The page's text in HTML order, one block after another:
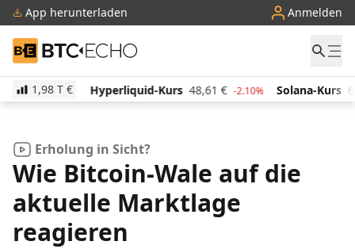
App herunterladen Anmelden
BTC-ECHO
1,98 T €
-1.00% Hyperliquid-Kurs 48,61 € -2.10% Solana-Kurs 64,04 €
Erholung in Sicht?
Wie Bitcoin-Wale auf die
aktuelle Marktlage
reagieren